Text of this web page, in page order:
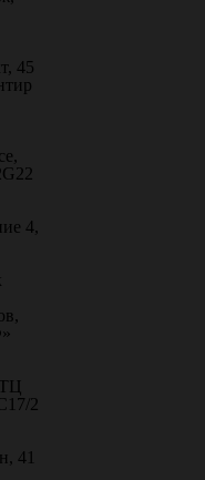
45
4,
2
41